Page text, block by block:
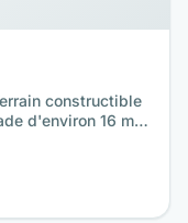
constructible
d'environ 16 m,